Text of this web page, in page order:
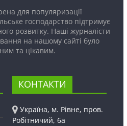
для популяризації
господарство підтримує
розвитку. Наші журналісти
на нашому сайті було
та цікавим.
КОНТАКТИ
Україна, м. Рівне, пров.
Робітничий, 6а